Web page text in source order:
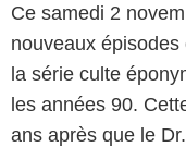
Ce samedi 2
nouveaux épisodes
la série culte
les années 90.
ans après que le